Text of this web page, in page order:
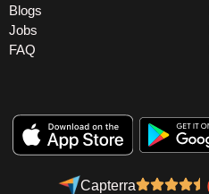
Blogs
Jobs
FAQ
Capterra